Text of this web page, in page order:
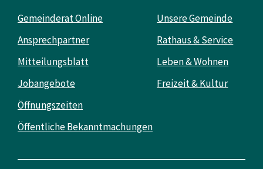
Gemeinderat Online
Ansprechpartner
Mitteilungsblatt
Jobangebote
Öffnungszeiten
Öffentliche Bekanntmachungen
Unsere Gemeinde
Rathaus & Service
Leben & Wohnen
Freizeit & Kultur